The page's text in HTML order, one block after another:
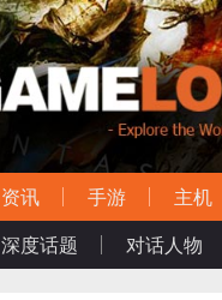
资讯 手游 主机
深度话题
对话人物